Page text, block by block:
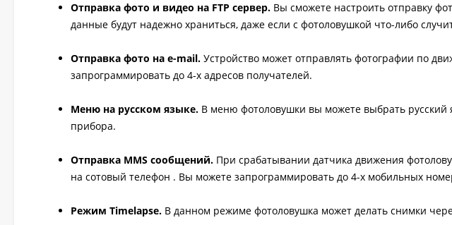
Отправка фото и видео на FTP сервер. Вы сможете настроить отправку
данные будут надежно храниться, даже если с фотоловушкой что-либо
Отправка фото на e-mail. Устройство может отправлять фотографии по
запрограммировать до 4-х адресов получателей.
Меню на русском языке. В меню фотоловушки вы можете выбрать русский
прибора.
Отправка MMS сообщений. При срабатывании датчика движения
на сотовый телефон . Вы можете запрограммировать до 4-х мобильных
Режим Timelapse. В данном режиме фотоловушка может делать снимки